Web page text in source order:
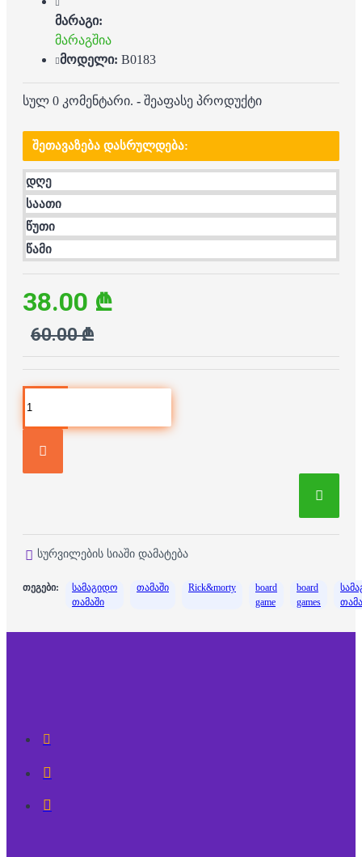
მარაგი:
მარაგშია
მოდელი: B0183
სულ 0 კომენტარი. - შეაფასე პროდუქტი
ᲨᲔᲗᲐᲕᲐᲖᲔᲑᲐ ᲓᲐᲡᲠᲣᲚᲓᲔᲑᲐ:
დღე
საათი
წუთი
წამი
38.00 ₾
60.00 ₾
სურვილების სიაში დამატება
თეგები:
სამაგიდო
თამაში
თამაში Rick&morty
board
game
board
games